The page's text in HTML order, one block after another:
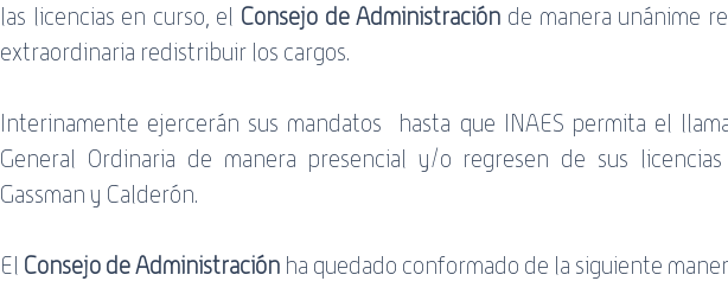
las licencias en curso, el Consejo de Administración de manera unánime
extraordinaria redistribuir los cargos.
Interinamente ejercerán sus mandatos  hasta que INAES permita el
General Ordinaria de manera presencial y/o regresen de sus licencias
Gassman y Calderón.
El Consejo de Administración ha quedado conformado de la siguiente